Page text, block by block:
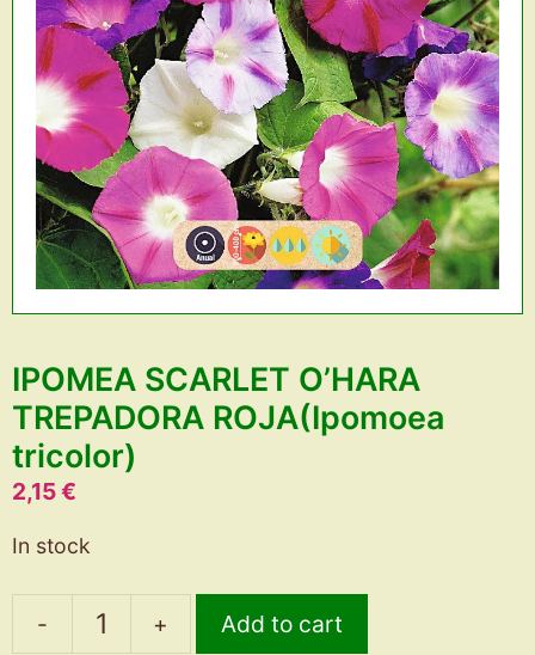
IPOMEA SCARLET O’HARA
TREPADORA ROJA(Ipomoea
tricolor)
2,15€
In stock
-
IPOMEA
+ Add to cart